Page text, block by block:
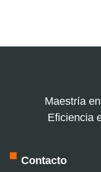
Maestría en
Eficiencia
Contacto